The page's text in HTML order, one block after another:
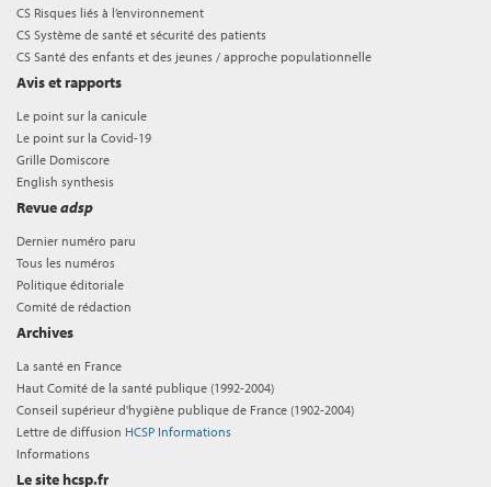
CS Risques liés à l’environnement
CS Système de santé et sécurité des patients
CS Santé des enfants et des jeunes / approche populationnelle
Avis et rapports
Le point sur la canicule
Le point sur la Covid-19
Grille Domiscore
English synthesis
Revueadsp
Dernier numéro paru
Tous les numéros
Politique éditoriale
Comité de rédaction
Archives
La santé en France
Haut Comité de la santé publique (1992-2004)
Conseil supérieur d'hygiène publique de France (1902-2004)
Lettre de diffusion HCSP Informations
Informations
Le site hcsp.fr